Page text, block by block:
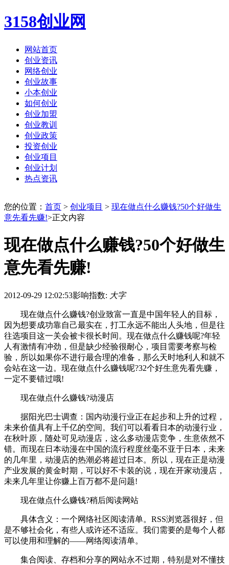
3158创业网
网站首页
创业资讯
网络创业
创业故事
小本创业
如何创业
创业加盟
创业教训
创业政策
投资创业
创业项目
创业计划
热点资讯
您的位置： 首页 > 创业项目 > 现在做点什么赚钱?50个好做生
意先看先赚!>正文内容
现在做点什么赚钱?50个好做生
意先看先赚!
2012-09-29 12:02:53影响指数: 大字
现在做点什么赚钱?创业致富一直是中国年轻人的目标，
因为想要成功靠自己最实在，打工永远不能出人头地，但是往
往选项目这一关会被卡很长时间。现在做点什么赚钱呢?年轻
人有激情有冲劲，但是缺少经验很耐心，项目需要考察与检
验，所以如果你不进行最合理的准备，那么天时地利人和就不
会站在这一边。现在做点什么赚钱呢?32个好生意先看先赚，
一定不要错过哦!
现在做点什么赚钱?动漫店
据阳光巴士调查：国内动漫行业正在起步和上升的过程，
未来价值具有上千亿的空间。我们可以看看日本的动漫行业，
在秋叶原，随处可见动漫店，这么多动漫店竞争，生意依然不
错。而现在日本动漫在中国的流行程度丝毫不亚于日本，未来
的几年里，动漫店的热潮必将超过日本。所以，现在正是动漫
产业发展的黄金时期，可以好不卡装的说，现在开家动漫店，
未来几年里让你赚上百万都不是问题!
现在做点什么赚钱?稍后阅读网站
具体含义：一个网络社区阅读清单。RSS浏览器很好，但
是不够社会化，有些人或许还不适应。我们需要的是每个人都
可以使用和理解的——网络阅读清单。
集合阅读、存档和分享的网站永不过期，特别是对不懂技